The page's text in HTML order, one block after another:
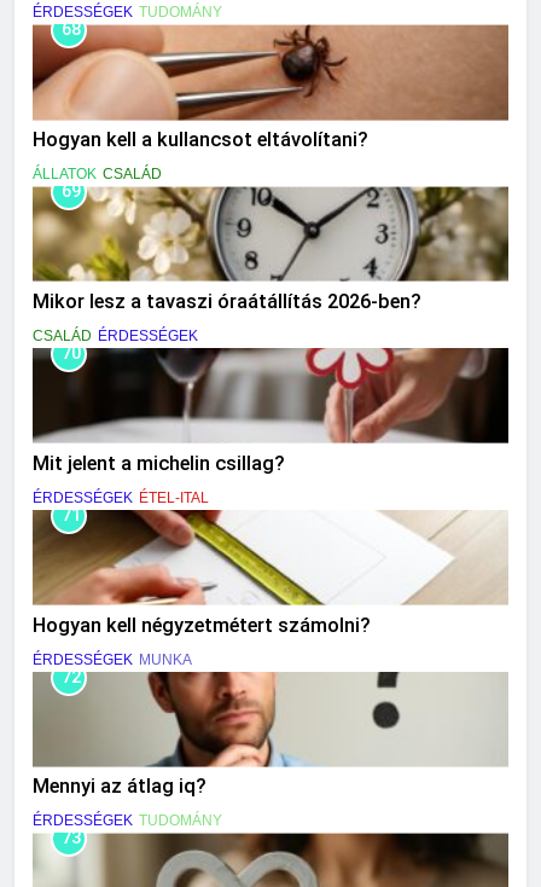
ÉRDESSÉGEK TUDOMÁNY
68
Hogyan kell a kullancsot eltávolítani?
ÁLLATOK CSALÁD
69
Mikor lesz a tavaszi óraátállítás 2026-ben?
CSALÁD ÉRDESSÉGEK
70
Mit jelent a michelin csillag?
ÉRDESSÉGEK ÉTEL-ITAL
71
Hogyan kell négyzetmétert számolni?
ÉRDESSÉGEK MUNKA
72
Mennyi az átlag iq?
ÉRDESSÉGEK TUDOMÁNY
73